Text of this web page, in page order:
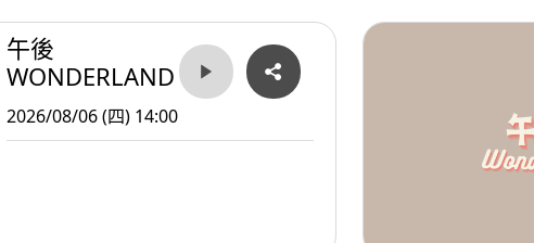
午後
WONDERLAND
2026/08/06 (四) 14:00